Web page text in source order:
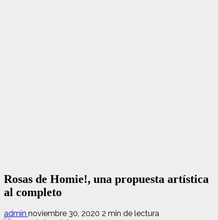
Rosas de Homie!, una propuesta artística
al completo
admin noviembre 30, 2020 2 min de lectura